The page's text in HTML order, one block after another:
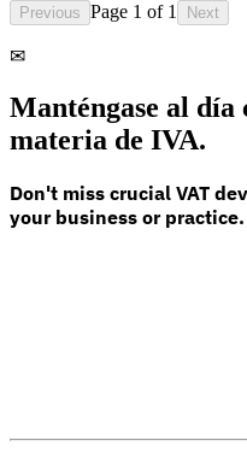
Previous Page 1 of 1 Next
✉
Manténgase al día
materia de IVA.
Don't miss crucial VAT
your business or practice.